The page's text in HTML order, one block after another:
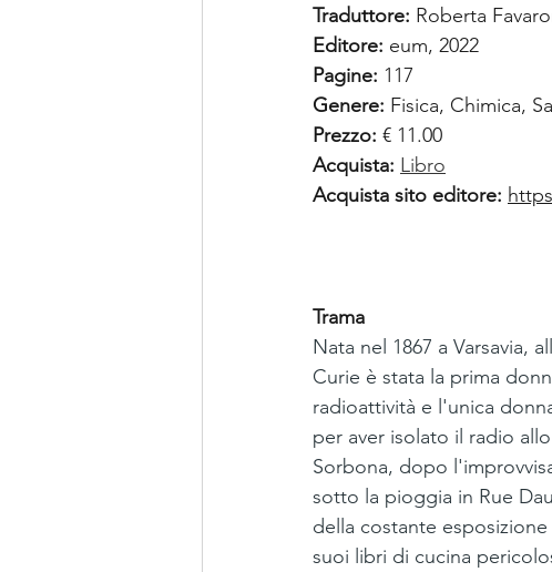
Traduttore: Roberta
Editore: eum, 2022
Pagine: 117
Genere: Fisica, Chimica,
Prezzo: € 11.00
Acquista: Libro
Acquista sito editore:
Trama
Nata nel 1867 a Varsavia,
Curie è stata la prima
radioattività e l'unica
per aver isolato il radio
Sorbona, dopo
sotto la pioggia in Rue
della costante
suoi libri di cucina